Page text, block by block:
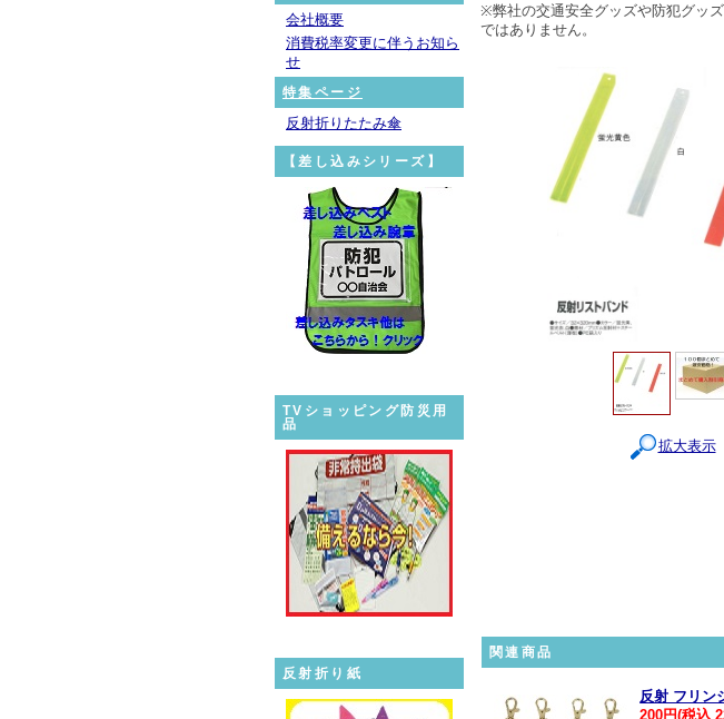
会社概要
消費税率変更に伴うお知ら
せ
特集ページ
反射折りたたみ傘
【差し込みシリーズ】
TVショッピング防災用
品
反射折り紙
※弊社の交通安全グッズや防犯グッ
ではありません。
拡大表示
関連商品
反射 フリン
200円(税込